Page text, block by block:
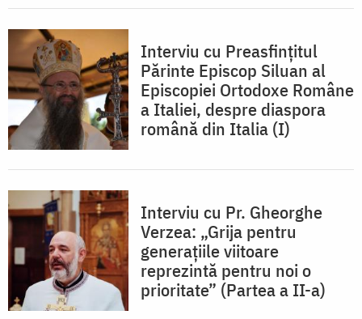
Interviu cu Preasfințitul
Părinte Episcop Siluan al
Episcopiei Ortodoxe Române
a Italiei, despre diaspora
română din Italia (I)
Interviu cu Pr. Gheorghe
Verzea: „Grija pentru
generațiile viitoare
reprezintă pentru noi o
prioritate” (Partea a II-a)